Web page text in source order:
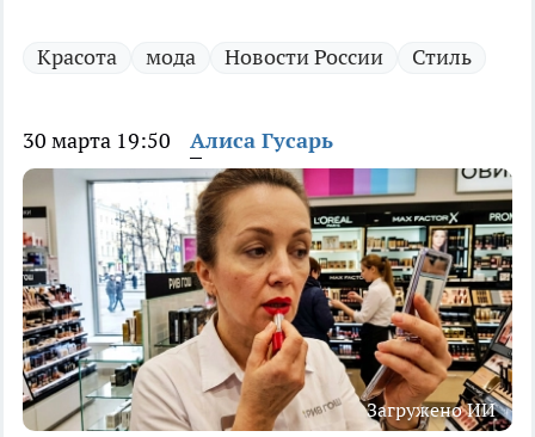
Красота мода Новости России Стиль
30 марта 19:50 Алиса Гусарь
Загружено ИИ